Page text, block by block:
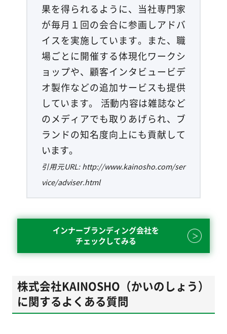
果を得られるように、当社専門家
が毎月１回の会合に参画しアドバ
イスを実施しています。また、職
場ごとに開催する体現化ワークシ
ョップや、顧客インタビュービデ
オ製作などの追加サービスも提供
しています。 活動内容は雑誌など
のメディアでも取りあげられ、ブ
ランドの知名度向上にも貢献して
います。
引用元URL: http://www.kainosho.com/ser
vice/adviser.html
インナーブランディング会社を
チェックしてみる
株式会社KAINOSHO（かいのしょう）
に関するよくある質問